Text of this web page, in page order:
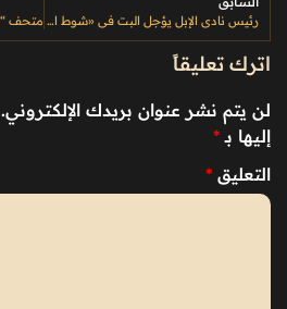
رئيس نادي الإبل يؤجل البت في «شوط التحدي» إلى تحضيرات مهرجان الملك عبدالعزيز للإبل 12
اترك تعليقاً
لن يتم نشر عنوان بريدك الإلكتروني.
إليها بـ *
التعليق *